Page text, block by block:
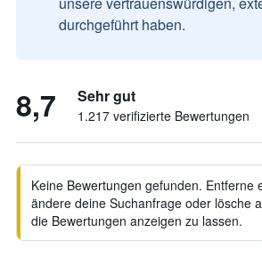
durchgeführt haben.
8,7 Sehr gut
1.217 verifizierte Bewertungen
Keine Bewertungen gefunden. Entferne
ändere deine Suchanfrage oder lösche
die Bewertungen anzeigen zu lassen.